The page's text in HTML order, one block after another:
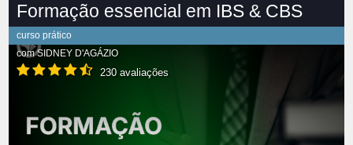
Formação essencial em IBS & CBS
curso prático
comSIDNEY D'AGÁZIO
230 avaliações